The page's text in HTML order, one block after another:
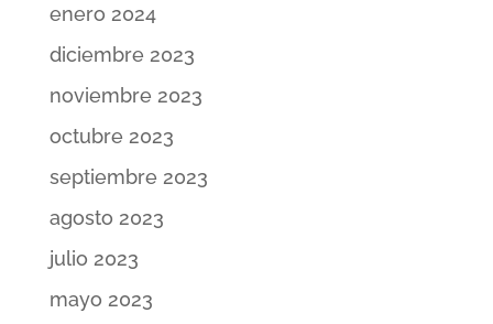
enero 2024
diciembre 2023
noviembre 2023
octubre 2023
septiembre 2023
agosto 2023
julio 2023
mayo 2023